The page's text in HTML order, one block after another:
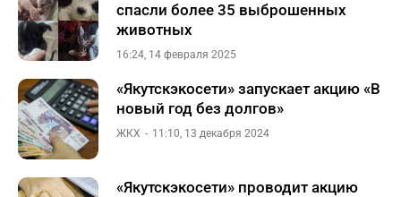
спасли более 35 выброшенных
животных
16:24, 14 февраля 2025
«Якутскэкосети» запускает акцию «В
новый год без долгов»
ЖКХ 11:10, 13 декабря 2024
«Якутскэкосети» проводит акцию